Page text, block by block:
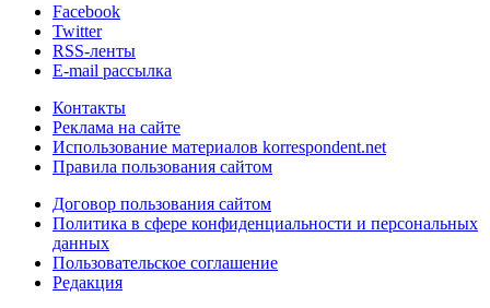
Facebook
Twitter
RSS-ленты
E-mail рассылка
Контакты
Реклама на сайте
Использование материалов korrespondent.net
Правила пользования сайтом
Договор пользования сайтом
Политика в сфере конфиденциальности и персональных
данных
Пользовательское соглашение
Редакция